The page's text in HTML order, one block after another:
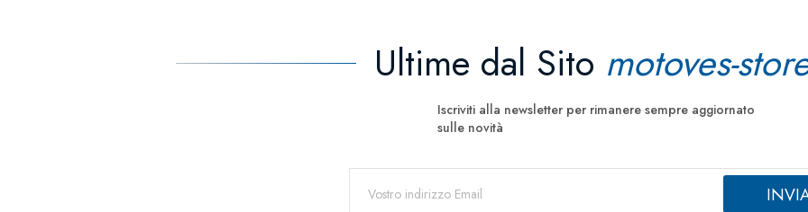
Ultime dal Sito motoves-
Iscriviti alla newsletter per rimanere sempre aggiornato
sulle novità